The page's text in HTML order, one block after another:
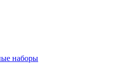
наборы